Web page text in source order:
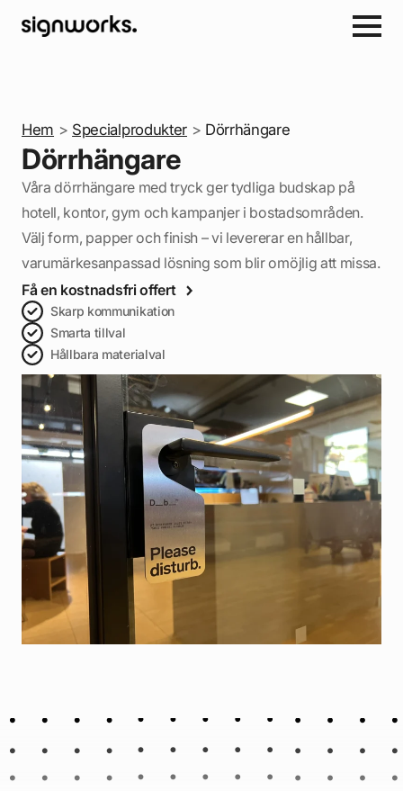
Hem > Specialprodukter> Dörrhängare
Dörrhängare
Våra dörrhängare med tryck ger tydliga budskap på
hotell, kontor, gym och kampanjer i bostadsområden.
Välj form, papper och finish – vi levererar en hållbar,
varumärkesanpassad lösning som blir omöjlig att missa.
Få en kostnadsfri offert
Skarp kommunikation
Smarta tillval
Hållbara materialval